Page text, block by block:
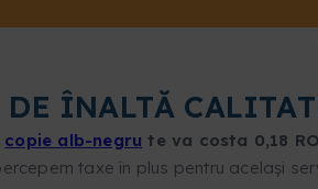
ÎNALTĂ
copie alb-negru te va costa 0,18
taxe în plus pentru același